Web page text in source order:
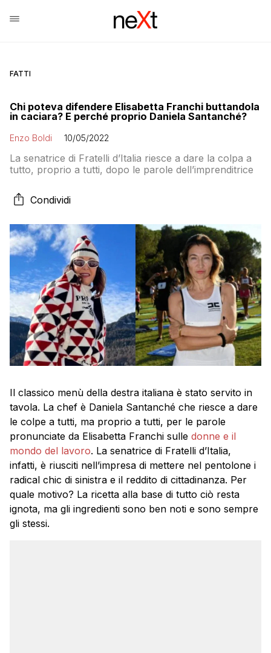
FATTI
Chi poteva difendere Elisabetta Franchi buttandola
in caciara? E perché proprio Daniela Santanché?
Enzo Boldi 10/05/2022
La senatrice di Fratelli d’Italia riesce a dare la colpa a
tutto, proprio a tutti, dopo le parole dell’imprenditrice
Condividi
Il classico menù della destra italiana è stato servito in
tavola. La chef è Daniela Santanché che riesce a dare
le colpe a tutti, ma proprio a tutti, per le parole
pronunciate da Elisabetta Franchi sulle donne e il
mondo del lavoro. La senatrice di Fratelli d’Italia,
infatti, è riusciti nell’impresa di mettere nel pentolone i
radical chic di sinistra e il reddito di cittadinanza. Per
quale motivo? La ricetta alla base di tutto ciò resta
ignota, ma gli ingredienti sono ben noti e sono sempre
gli stessi.